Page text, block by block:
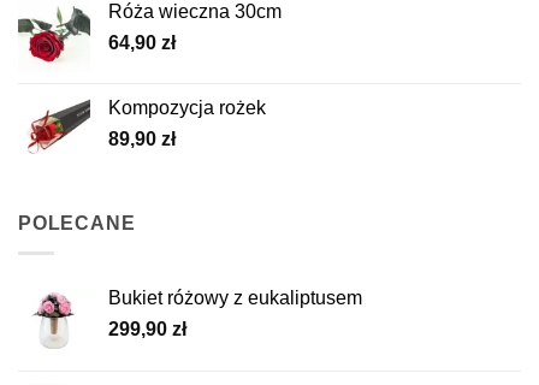
Róża wieczna 30cm
64,90 zł
Kompozycja rożek
89,90 zł
POLECANE
Bukiet różowy z eukaliptusem
299,90 zł